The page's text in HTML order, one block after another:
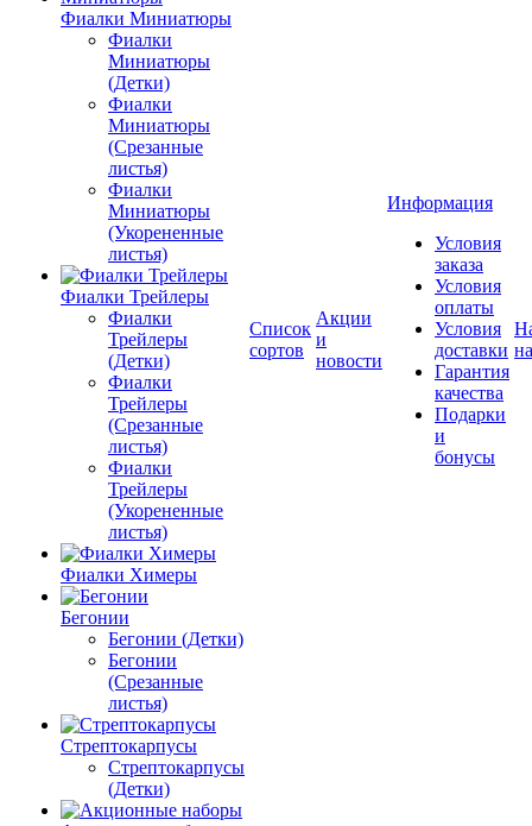
Фиалки Миниатюры
Фиалки
Миниатюры
(Детки)
Фиалки
Миниатюры
(Срезанные
листья)
Фиалки
Миниатюры
(Укорененные
листья)
Фиалки Трейлеры
Фиалки
Трейлеры
(Детки)
Фиалки
Трейлеры
(Срезанные
листья)
Фиалки
Трейлеры
(Укорененные
листья)
Фиалки Химеры
Бегонии
Бегонии (Детки)
Бегонии
(Срезанные
листья)
Стрептокарпусы
Стрептокарпусы
(Детки)
Список
сортов
Акции
и
новости
Информация
Условия
заказа
Условия
оплаты
Условия
доставки
Гарантия
качества
Подарки
и
бонусы